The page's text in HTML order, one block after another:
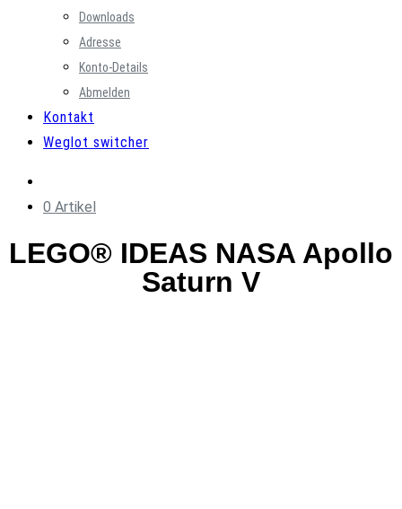
Downloads
Adresse
Konto-Details
Abmelden
Kontakt
Weglot switcher
0 Artikel
LEGO® IDEAS NASA Apollo
Saturn V